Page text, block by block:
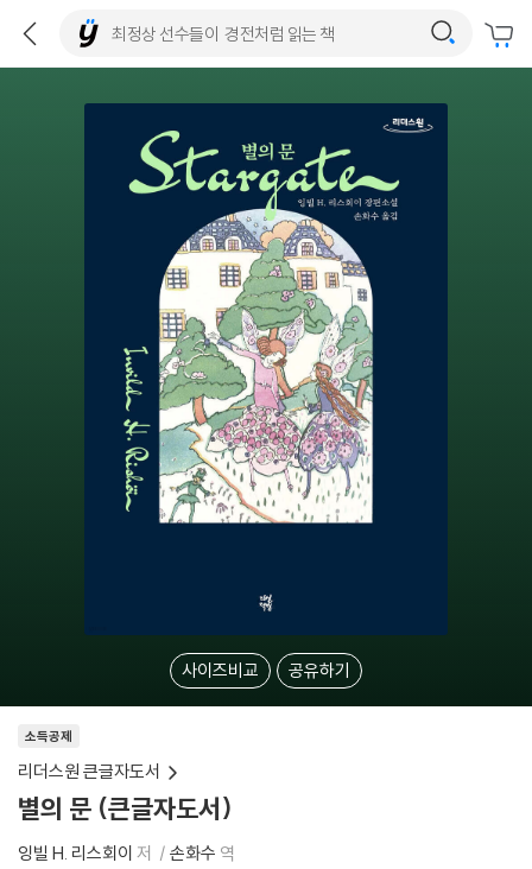
사이즈비교 공유하기
소득공제
리더스원 큰글자도서
별의 문 (큰글자도서)
잉빌 H. 리스회이 저 손화수 역